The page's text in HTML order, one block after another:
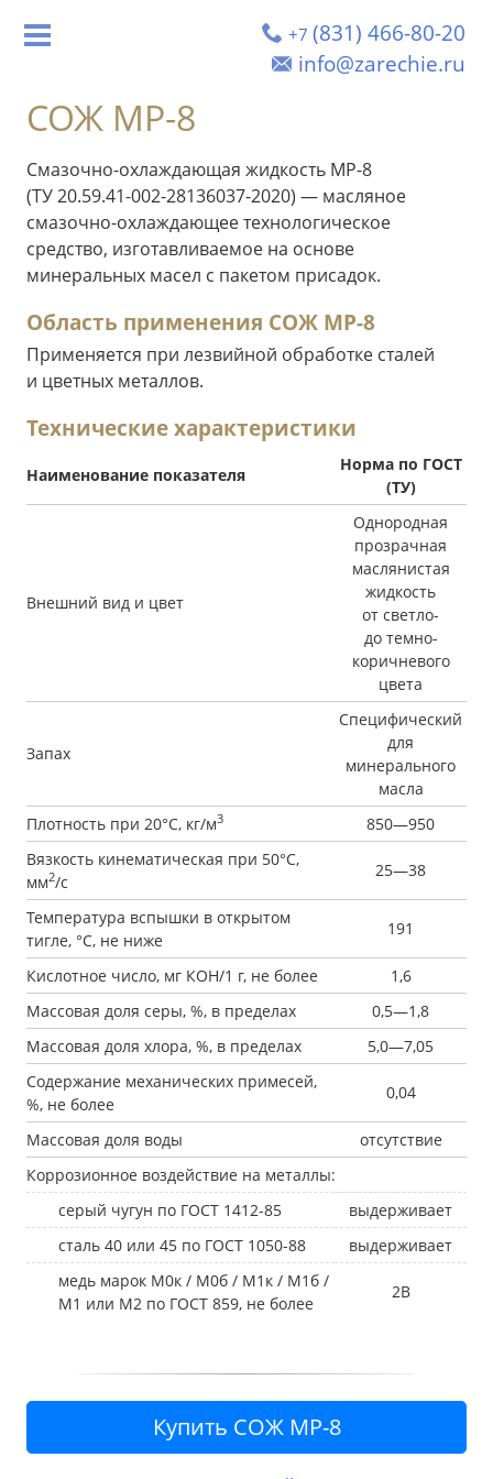
+7 (831) 466-80-20
info@zarechie.ru
СОЖ МР-8
Смазочно-охлаждающая жидкость МР-8
(ТУ 20.59.41-002-28136037-2020) — масляное
смазочно-охлаждающее технологическое
средство, изготавливаемое на основе
минеральных масел с пакетом присадок.
Область применения СОЖ МР-8
Применяется при лезвийной обработке сталей
и цветных металлов.
Технические характеристики
Наименование показателя
Норма по ГОСТ
(ТУ)
Внешний вид и цвет
Однородная
прозрачная
маслянистая
жидкость
от светло-
до темно-
коричневого
цвета
Запах
Специфический
для
минерального
масла
Плотность при 20°С, кг/м3
850—950
Вязкость кинематическая при 50°С,
мм2/с
25—38
Температура вспышки в открытом
тигле, °С, не ниже
191
Кислотное число, мг КОН/1 г, не более
1,6
Массовая доля серы, %, в пределах
0,5—1,8
Массовая доля хлора, %, в пределах
5,0—7,05
Содержание механических примесей,
%, не более
0,04
Массовая доля воды
отсутствие
Коррозионное воздействие на металлы:
серый чугун по ГОСТ 1412-85
выдерживает
сталь 40 или 45 по ГОСТ 1050-88
выдерживает
медь марок М0к / М0б / М1к / М1б /
М1 или М2 по ГОСТ 859, не более
2В